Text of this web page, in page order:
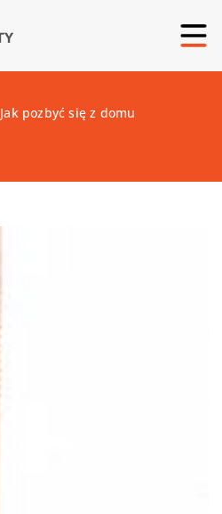
Jak pozbyć się z domu